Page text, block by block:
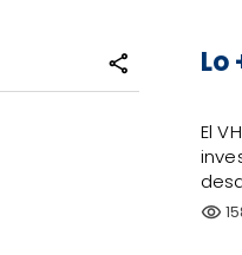
share Lo
El
visibility